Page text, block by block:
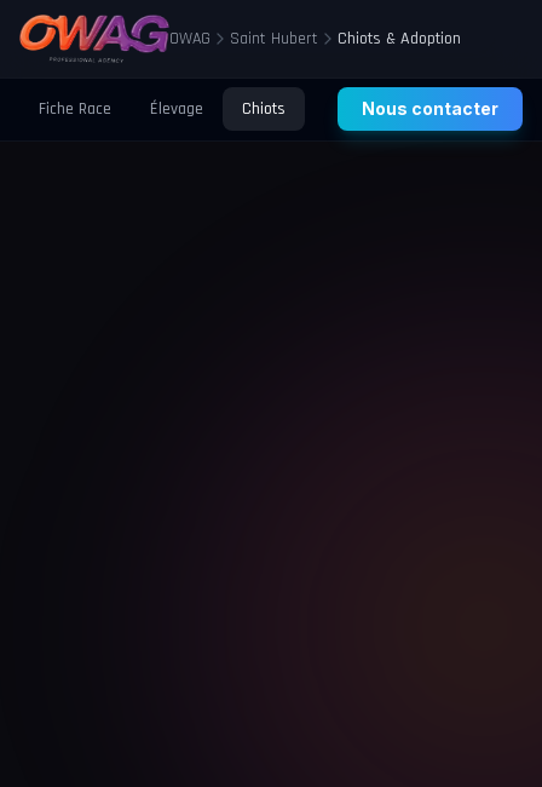
OWAG Saint Hubert Chiots & Adoption
Fiche Race Élevage Chiots Santé Éducation
Nous contacter